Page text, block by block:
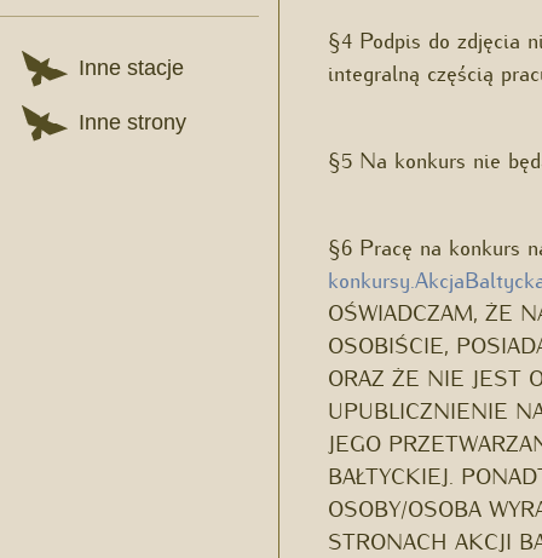
Inne stacje
Inne strony
§4 Podpis do zdjęcia
integralną częścią
§5 Na konkurs nie
§6 Pracę na konkurs
OŚWIADCZAM, ŻE
OSOBIŚCIE,
ORAZ ŻE NIE JEST
UPUBLICZNIENIE
JEGO
BAŁTYCKIEJ.
OSOBY/OSOBA
STRONACH AKCJI